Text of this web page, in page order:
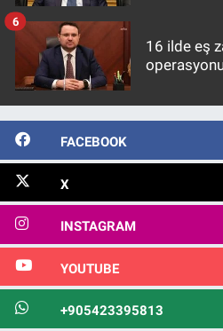
16 ilde eş
6
FACEBOOK
X
INSTAGRAM
YOUTUBE
+905423395813